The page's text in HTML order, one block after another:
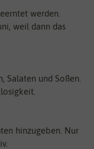
werden.
weil dann das
Salaten und Soßen.
hinzugeben. Nur